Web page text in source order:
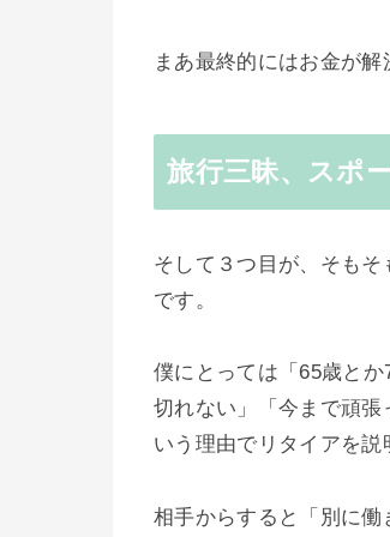
まあ最終的にはお金が解
旅行三昧、スポ
そして３つ目が、そも
です。
僕にとっては「65歳と
切れない」「今まで頑
いう理由でリタイアを説
相手からすると「別に